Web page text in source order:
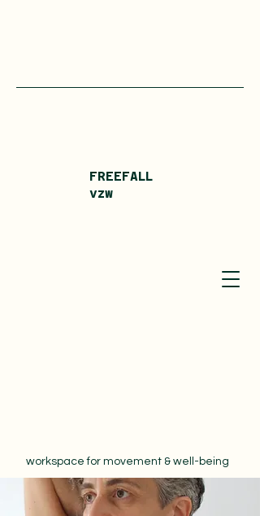
FREEFALL
vzw
workspace for movement & well-being